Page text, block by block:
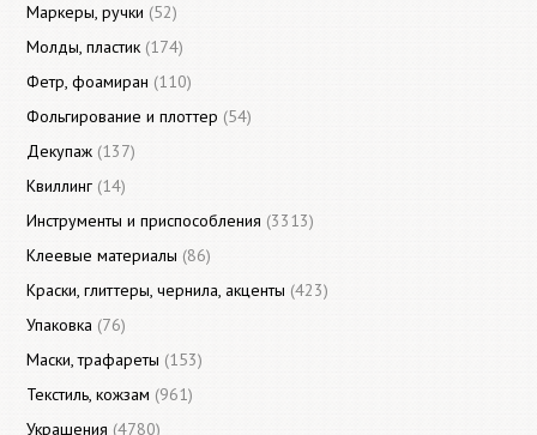
Маркеры, ручки (52)
Молды, пластик (174)
Фетр, фоамиран (110)
Фольгирование и плоттер (54)
Декупаж (137)
Квиллинг (14)
Инструменты и приспособления (3313)
Клеевые материалы (86)
Краски, глиттеры, чернила, акценты (423)
Упаковка (76)
Маски, трафареты (153)
Текстиль, кожзам (961)
Украшения (4780)